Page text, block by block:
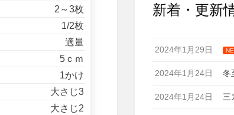
2～3枚
1/2枚
適量
5ｃｍ
1かけ
大さじ3
大さじ2
新着・更新
2024年1月29日
2024年1月24日 冬
2024年1月24日 三